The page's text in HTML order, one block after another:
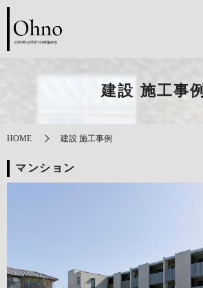
建設 施工事例
HOME 建設 施工事例
マンション